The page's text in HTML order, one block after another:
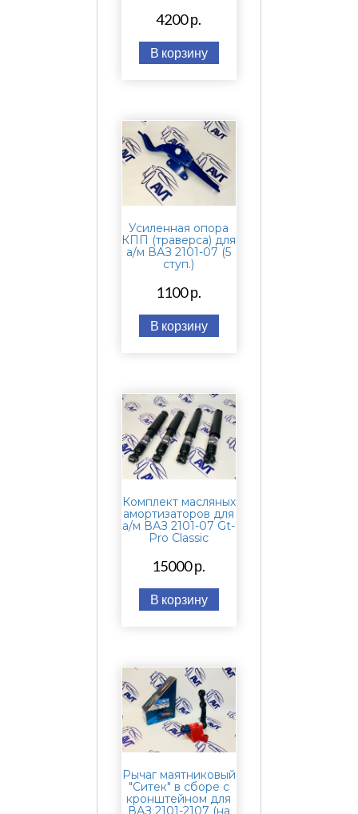
4200 р.
В корзину
Усиленная опора
КПП (траверса) для
а/м ВАЗ 2101-07 (5
ступ.)
1100 р.
В корзину
Комплект масляных
амортизаторов для
а/м ВАЗ 2101-07 Gt-
Pro Classic
15000 р.
В корзину
Рычаг маятниковый
"Ситек" в сборе с
кронштейном для
ВАЗ 2101-2107 (на